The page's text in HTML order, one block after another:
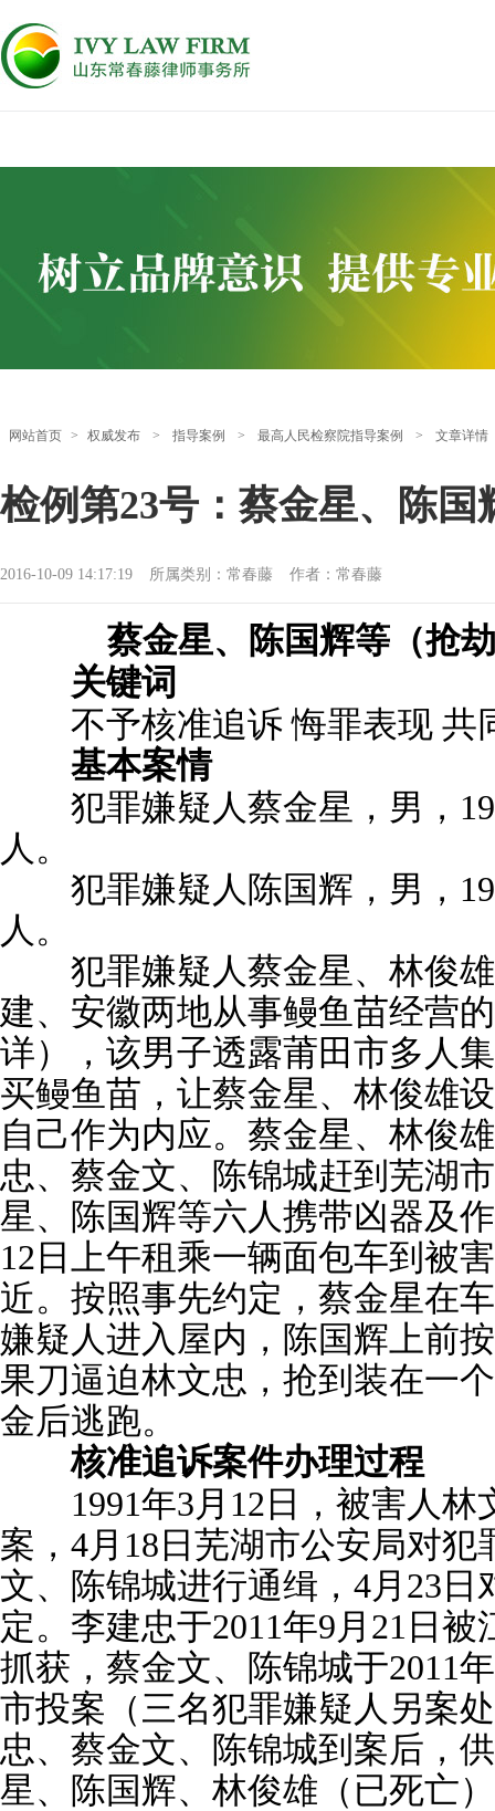
网站首页 > 权威发布 > 指导案例 > 最高人民检察院指导案例 > 文章详情
检例第23号：蔡金星、陈
2016-10-09 14:17:19 所属类别：常春藤 作者：常春藤
蔡金星、陈国辉等（抢
关键词
不予核准追诉 悔罪表现 共
基本案情
犯罪嫌疑人蔡金星，男，
人。
犯罪嫌疑人陈国辉，男，
人。
犯罪嫌疑人蔡金星、林俊雄
建、安徽两地从事鳗鱼苗经营
详），该男子透露莆田市多人
买鳗鱼苗，让蔡金星、林俊雄
自己作为内应。蔡金星、林俊
忠、蔡金文、陈锦城赶到芜湖
星、陈国辉等六人携带凶器及
12日上午租乘一辆面包车到被
近。按照事先约定，蔡金星在
嫌疑人进入屋内，陈国辉上前
果刀逼迫林文忠，抢到装在一
金后逃跑。
核准追诉案件办理过程
1991年3月12日，被害人林
案，4月18日芜湖市公安局对
文、陈锦城进行通缉，4月23
定。李建忠于2011年9月21日
抓获，蔡金文、陈锦城于2011
市投案（三名犯罪嫌疑人另案
忠、蔡金文、陈锦城到案后，
星、陈国辉、林俊雄（已死亡